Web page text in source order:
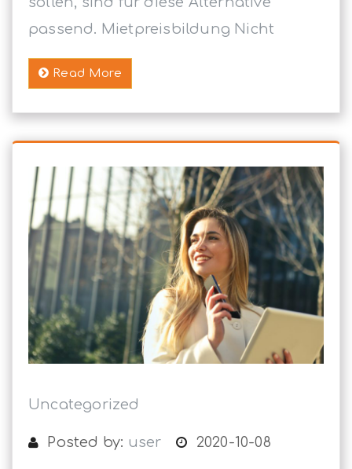
passend. Mietpreisbildung Nicht
Read More
Uncategorized
Posted by: user 2020-10-08